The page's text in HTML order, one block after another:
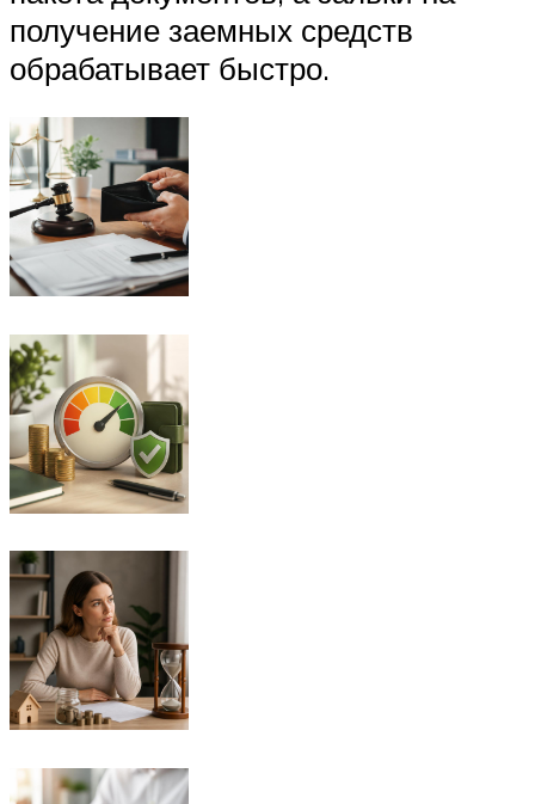
получение заемных средств
обрабатывает быстро.